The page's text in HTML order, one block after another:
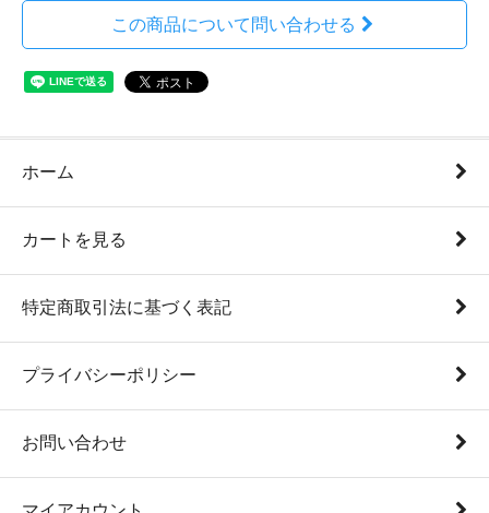
この商品について問い合わせる
ホーム
カートを見る
特定商取引法に基づく表記
プライバシーポリシー
お問い合わせ